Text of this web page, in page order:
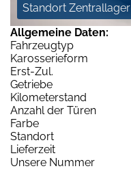
Standort Zentrallager
Allgemeine Daten:
Fahrzeugtyp
Karosserieform
Erst-Zul.
Getriebe
Kilometerstand
Anzahl der Türen
Farbe
Standort
Lieferzeit
Unsere Nummer